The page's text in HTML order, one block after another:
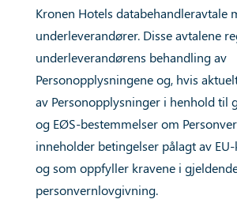
Kronen Hotels databehandleravtale
underleverandører. Disse avtalene
underleverandørens behandling av
Personopplysningene og, hvis
av Personopplysninger i henhold til
og EØS-bestemmelser om
inneholder betingelser pålagt av
og som oppfyller kravene i
personvernlovgivning.